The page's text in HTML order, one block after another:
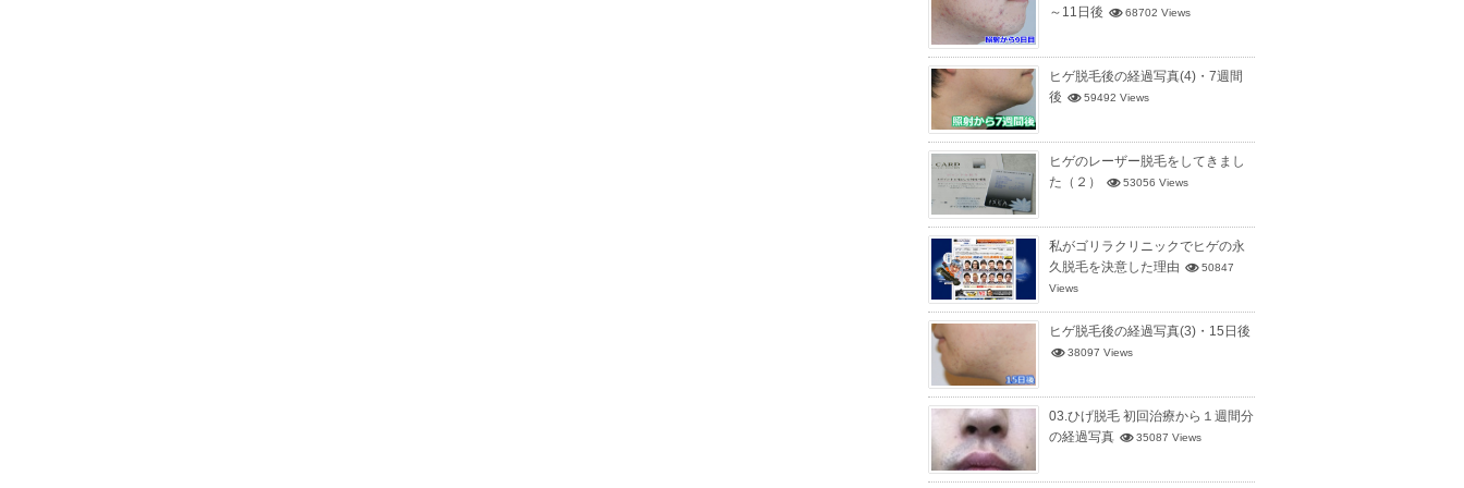
～11日後 68702 Views
ヒゲ脱毛後の経過写真(4)・7週間
後
59492 Views
ヒゲのレーザー脱毛をしてきまし
た（２）
53056 Views
私がゴリラクリニックでヒゲの永
久脱毛を決意した理由
50847
Views
ヒゲ脱毛後の経過写真(3)・15日後
38097 Views
03.ひげ脱毛 初回治療から１週間分
の経過写真
35087 Views